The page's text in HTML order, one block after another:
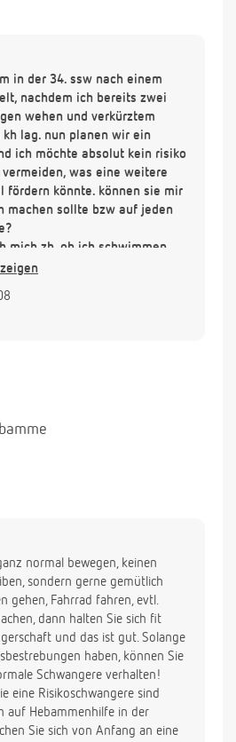
in der 34. ssw nach einem
nachdem ich bereits zwei
wehen und verkürztem
lag. nun planen wir ein
ich möchte absolut kein risiko
was eine weitere
fördern könnte. können sie mir
machen sollte bzw auf jeden
mich zb, ob ich schwimmen
ist das ja gerade in der ss
wasser eine infektion
hatte in der 25. ssw
geöffneter
soll sie sich schonen und darf
gehen, weil durch
schon gelockerte gewebe
was eine frühgeburt
ich bei meiner vorgeschichte
vorsorgeuntersuchungen
als die drei standard-
irgendwelche
oder ähnliches?
normal bewegen, keinen
sondern gerne gemütlich
gehen, Fahrrad fahren, evtl.
dann halten Sie sich fit
und das ist gut. Solange
haben, können Sie
Schwangere verhalten!
eine Risikoschwangere sind
auf Hebammenhilfe in der
Sie sich von Anfang an eine